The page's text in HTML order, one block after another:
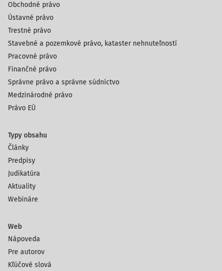
Obchodné právo
Ústavné právo
Trestné právo
Stavebné a pozemkové právo, kataster nehnuteľností
Pracovné právo
Finančné právo
Správne právo a správne súdnictvo
Medzinárodné právo
Právo EÚ
Typy obsahu
Články
Predpisy
Judikatúra
Aktuality
Webináre
Web
Nápoveda
Pre autorov
Kľúčové slová